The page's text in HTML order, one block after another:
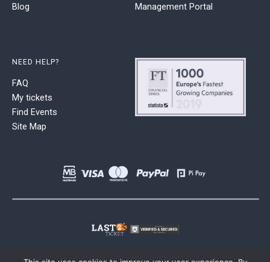
Blog
Management Portal
NEED HELP?
FAQ
My tickets
Find Events
Site Map